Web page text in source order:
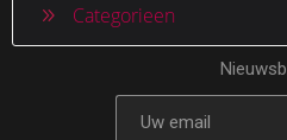
Categorieen